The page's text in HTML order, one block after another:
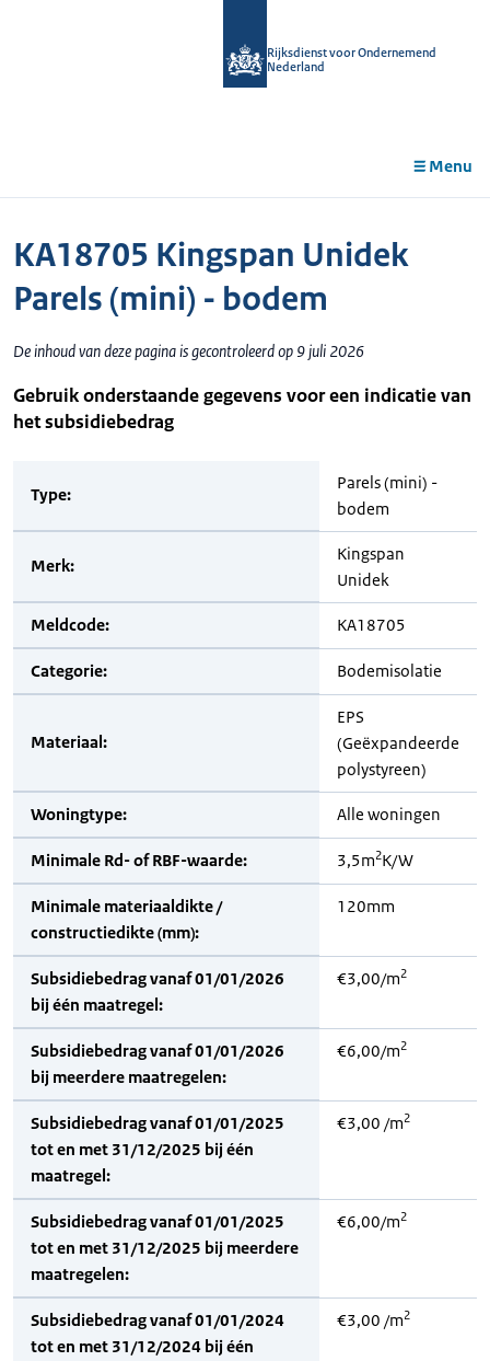
Rijksdienst voor Ondernemend
Nederland
Menu
KA18705 Kingspan Unidek
Parels (mini) - bodem
De inhoud van deze pagina is gecontroleerd op 9 juli 2026
Gebruik onderstaande gegevens voor een indicatie van
het subsidiebedrag
Type:
Parels (mini) -
bodem
Merk:
Kingspan
Unidek
Meldcode: KA18705
Categorie: Bodemisolatie
Materiaal:
EPS
(Geëxpandeerde
polystyreen)
Woningtype: Alle woningen
Minimale Rd- of RBF-waarde: 3,5m2K/W
Minimale materiaaldikte /
constructiedikte (mm):
120mm
Subsidiebedrag vanaf 01/01/2026
bij één maatregel:
€3,00/m2
Subsidiebedrag vanaf 01/01/2026
bij meerdere maatregelen:
€6,00/m2
Subsidiebedrag vanaf 01/01/2025
tot en met 31/12/2025 bij één
maatregel:
€3,00 /m2
Subsidiebedrag vanaf 01/01/2025
tot en met 31/12/2025 bij meerdere
maatregelen:
€6,00/m2
Subsidiebedrag vanaf 01/01/2024
tot en met 31/12/2024 bij één
€3,00 /m2